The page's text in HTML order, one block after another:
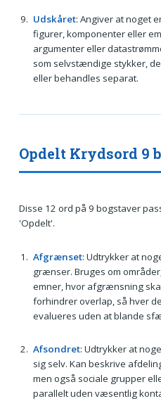
Udskåret: Angiver at noget
figurer, komponenter eller
argumenter eller
som selvstændige stykker,
eller behandles separat.
Opdelt Krydsord 9
Disse 12 ord på 9 bogstaver
'Opdelt'.
Afgrænset: Udtrykker at
grænser. Bruges om
emner, hvor afgrænsning
forhindrer overlap, så hver
evalueres uden at blande
Afsondret: Udtrykker at
sig selv. Kan beskrive
men også sociale grupper
parallelt uden væsentlig